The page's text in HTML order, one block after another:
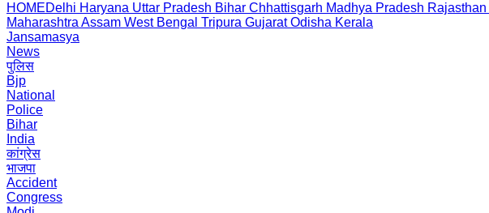
HOMEDelhi Haryana Uttar Pradesh Bihar Chhattisgarh Madhya Pradesh Rajasthan
Maharashtra Assam West Bengal Tripura Gujarat Odisha Kerala
Jansamasya
News
पुलिस
Bjp
National
Police
Bihar
India
कांग्रेस
भाजपा
Accident
Congress